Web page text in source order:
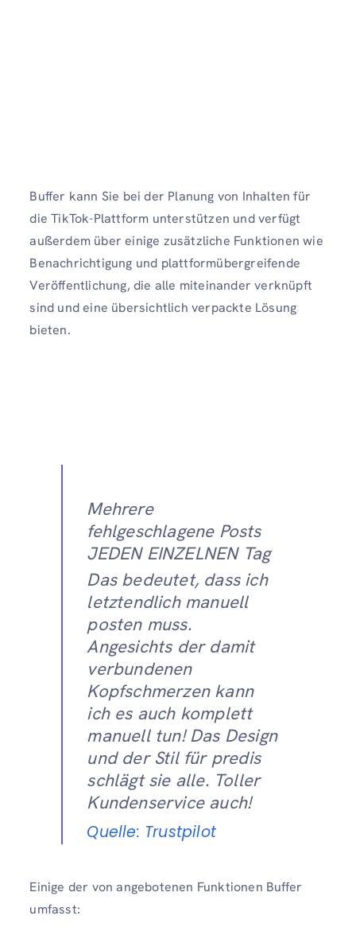
Buffer kann Sie bei der Planung von Inhalten für
die TikTok-Plattform unterstützen und verfügt
außerdem über einige zusätzliche Funktionen wie
Benachrichtigung und plattformübergreifende
Veröffentlichung, die alle miteinander verknüpft
sind und eine übersichtlich verpackte Lösung
bieten.
Mehrere
fehlgeschlagene Posts
JEDEN EINZELNEN Tag
Das bedeutet, dass ich
letztendlich manuell
posten muss.
Angesichts der damit
verbundenen
Kopfschmerzen kann
ich es auch komplett
manuell tun! Das Design
und der Stil für predis
schlägt sie alle. Toller
Kundenservice auch!
Quelle: Trustpilot
Einige der von angebotenen Funktionen Buffer
umfasst: